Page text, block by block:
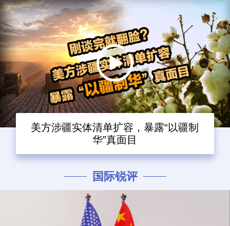
美方涉疆实体清单扩容，暴露“以疆制
华”真面目
国际锐评